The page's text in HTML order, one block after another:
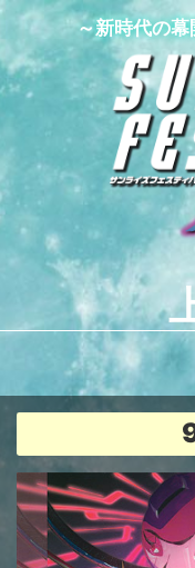
～新時代の幕